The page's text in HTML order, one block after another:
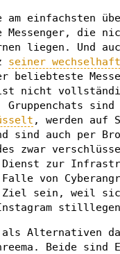
am einfachsten
Messenger, die
liegen. Und
seiner
beliebteste
nicht
sind
, werden auf
sind auch per
zwar
zur
Falle von
sein, weil
Instagram
als Alternativen
Beide sind